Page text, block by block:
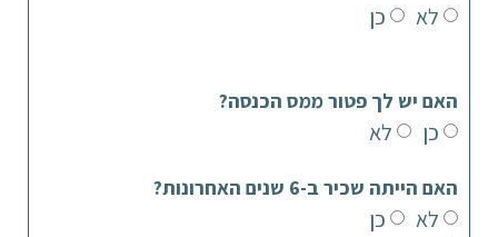
לא כן
האם יש לך פטור ממס הכנסה?
כן לא
האם הייתה שכיר ב-6 שנים האחרונות?
לא
כן